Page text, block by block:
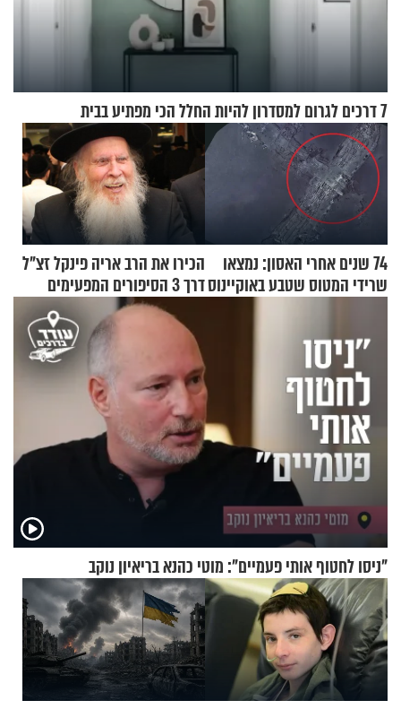
7 דרכים לגרום למסדרון להיות החלל הכי מפתיע בבית
74 שנים אחרי האסון: נמצאו
שרידי המטוס שטבע באוקיינוס
הכירו את הרב אריה פינקל זצ"ל
דרך 3 הסיפורים המפעימים
האלה
"ניסו לחטוף אותי פעמיים": מוטי כהנא בריאיון נוקב